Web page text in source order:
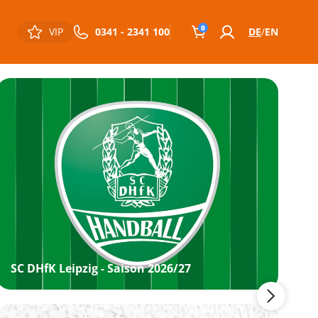
VIP 0341 - 2341 100 0 DE EN
SC DHfK Leipzig - Saison 2026/27